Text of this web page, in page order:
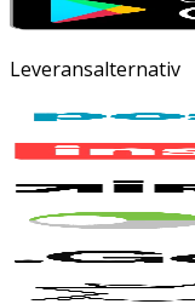
Leveransalternativ